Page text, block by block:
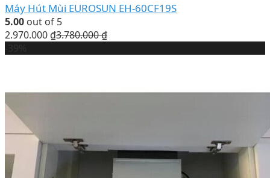
Máy Hút Mùi EUROSUN EH-60CF19S
5.00 out of 5
2.970.000 ₫3.780.000₫